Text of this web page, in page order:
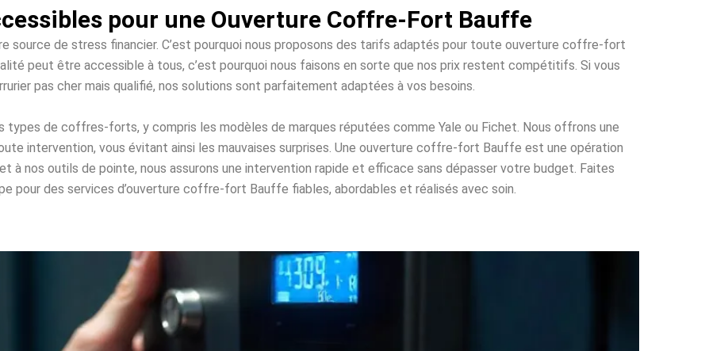
pour une Ouverture Coffre-Fort Bauffe
source de stress financier. C’est pourquoi nous proposons des tarifs adaptés pour toute ouverture coffre-fort
peut être accessible à tous, c’est pourquoi nous faisons en sorte que nos prix restent compétitifs. Si vous
pas cher mais qualifié, nos solutions sont parfaitement adaptées à vos besoins.
types de coffres-forts, y compris les modèles de marques réputées comme Yale ou Fichet. Nous offrons une
intervention, vous évitant ainsi les mauvaises surprises. Une ouverture coffre-fort Bauffe est une opération
à nos outils de pointe, nous assurons une intervention rapide et efficace sans dépasser votre budget. Faites
pour des services d’ouverture coffre-fort Bauffe fiables, abordables et réalisés avec soin.